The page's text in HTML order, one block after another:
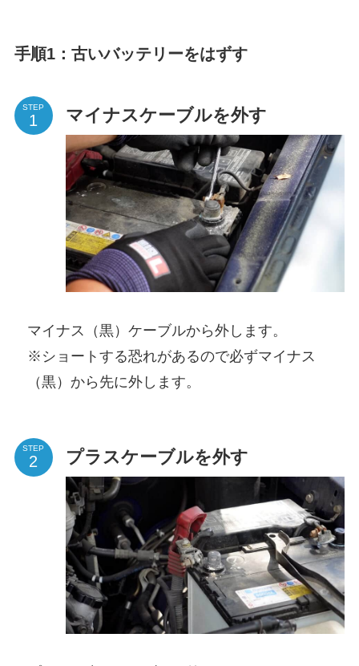
手順1：古いバッテリーをはずす
STEP マイナスケーブルを外す
マイナス（黒）ケーブルから外します。
※ショートする恐れがあるので必ずマイナス
（黒）から先に外します。
STEP プラスケーブルを外す